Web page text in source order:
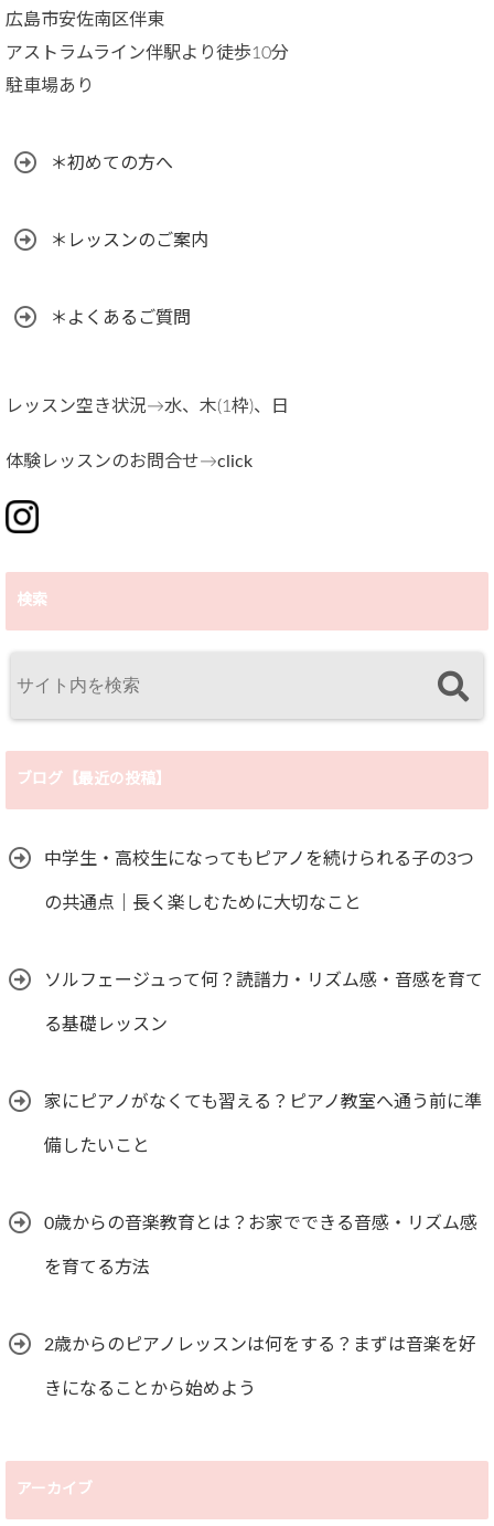
広島市安佐南区伴東
アストラムライン伴駅より徒歩10分
駐車場あり
＊初めての方へ
＊レッスンのご案内
＊よくあるご質問
レッスン空き状況→水、木(1枠)、日
体験レッスンのお問合せ→click
検索
ブログ【最近の投稿】
中学生・高校生になってもピアノを続けられる子の3つ
の共通点｜長く楽しむために大切なこと
ソルフェージュって何？読譜力・リズム感・音感を育て
る基礎レッスン
家にピアノがなくても習える？ピアノ教室へ通う前に準
備したいこと
0歳からの音楽教育とは？お家でできる音感・リズム感
を育てる方法
2歳からのピアノレッスンは何をする？まずは音楽を好
きになることから始めよう
アーカイブ